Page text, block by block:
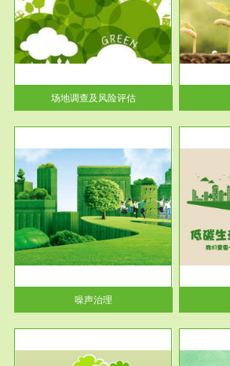
场地调查及风险评估
土壤修复
噪声治理
服务范围
废气处理工程